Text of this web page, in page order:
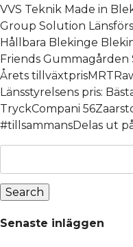
VVS Teknik Made in
Group Solution
Hållbara Blekinge
Friends Gummagården
Årets
Länsstyrelsens pris:
TryckCompani
#tillsammansDelas ut
Search
Senaste inläggen